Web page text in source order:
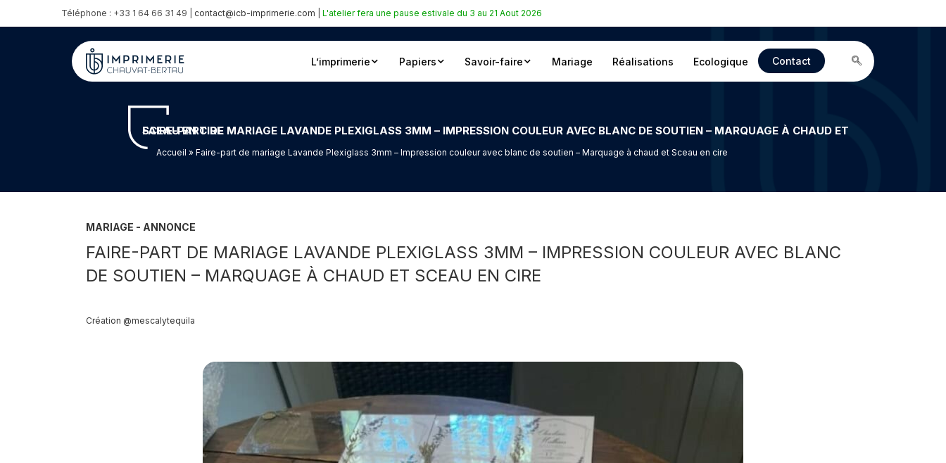
Téléphone : +33 1 64 66 31 49 | contact@icb-imprimerie.com L'atelier fera une pause estivale du 3 au 21 Aout 2026
L’imprimerie Papiers Savoir-faire Mariage Réalisations Ecologique Contact
FAIRE-PART DE MARIAGE LAVANDE PLEXIGLASS 3MM – IMPRESSION COULEUR AVEC BLANC DE SOUTIEN – MARQUAGE À CHAUD ET SCEAU EN CIRE
Accueil » Faire-part de mariage Lavande Plexiglass 3mm – Impression couleur avec blanc de soutien – Marquage à chaud et Sceau en cire
MARIAGE - ANNONCE
FAIRE-PART DE MARIAGE LAVANDE PLEXIGLASS 3MM – IMPRESSION COULEUR AVEC BLANC
DE SOUTIEN – MARQUAGE À CHAUD ET SCEAU EN CIRE
Création @mescalytequila